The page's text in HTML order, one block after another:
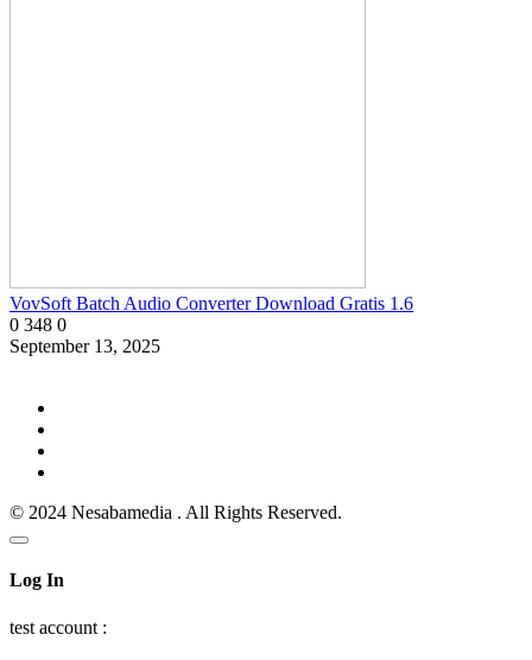
VovSoft Batch Audio Converter Download Gratis 1.6
0 348 0
September 13, 2025
© 2024 Nesabamedia . All Rights Reserved.
Log In
test account :